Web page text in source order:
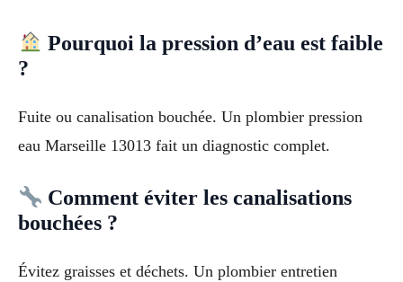
Pourquoi la pression d’eau est faible
?
Fuite ou canalisation bouchée. Un plombier pression
eau Marseille 13013 fait un diagnostic complet.
Comment éviter les canalisations
bouchées ?
Évitez graisses et déchets. Un plombier entretien